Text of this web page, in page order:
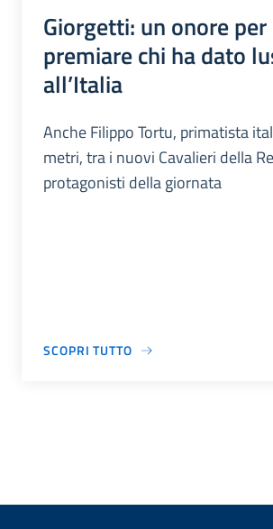
Giorgetti: un onore
premiare chi ha dato
all’Italia
Anche Filippo Tortu, primatista
metri, tra i nuovi Cavalieri della
protagonisti della giornata
SCOPRI TUTTO